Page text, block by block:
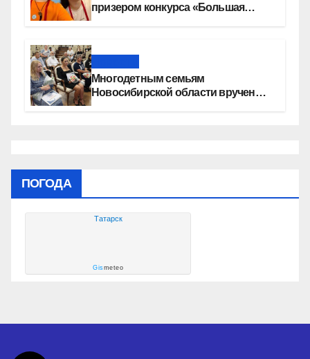
призером конкурса «Большая
Многодетным семьям
Новосибирской области вручены
ПОГОДА
Татарск
Gismeteo